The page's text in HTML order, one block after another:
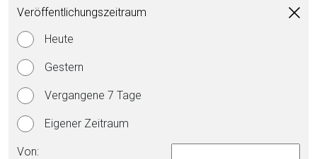
Veröffentlichungszeitraum
Heute
Gestern
Vergangene 7 Tage
Eigener Zeitraum
Von: